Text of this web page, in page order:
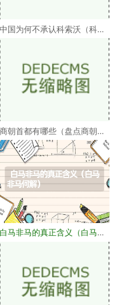
中国为何不承认科索沃（科索
沃为何不被承认）
商朝首都有哪些（盘点商朝的
十几个首都）
白马非马的真正含义（白马非
马何解）